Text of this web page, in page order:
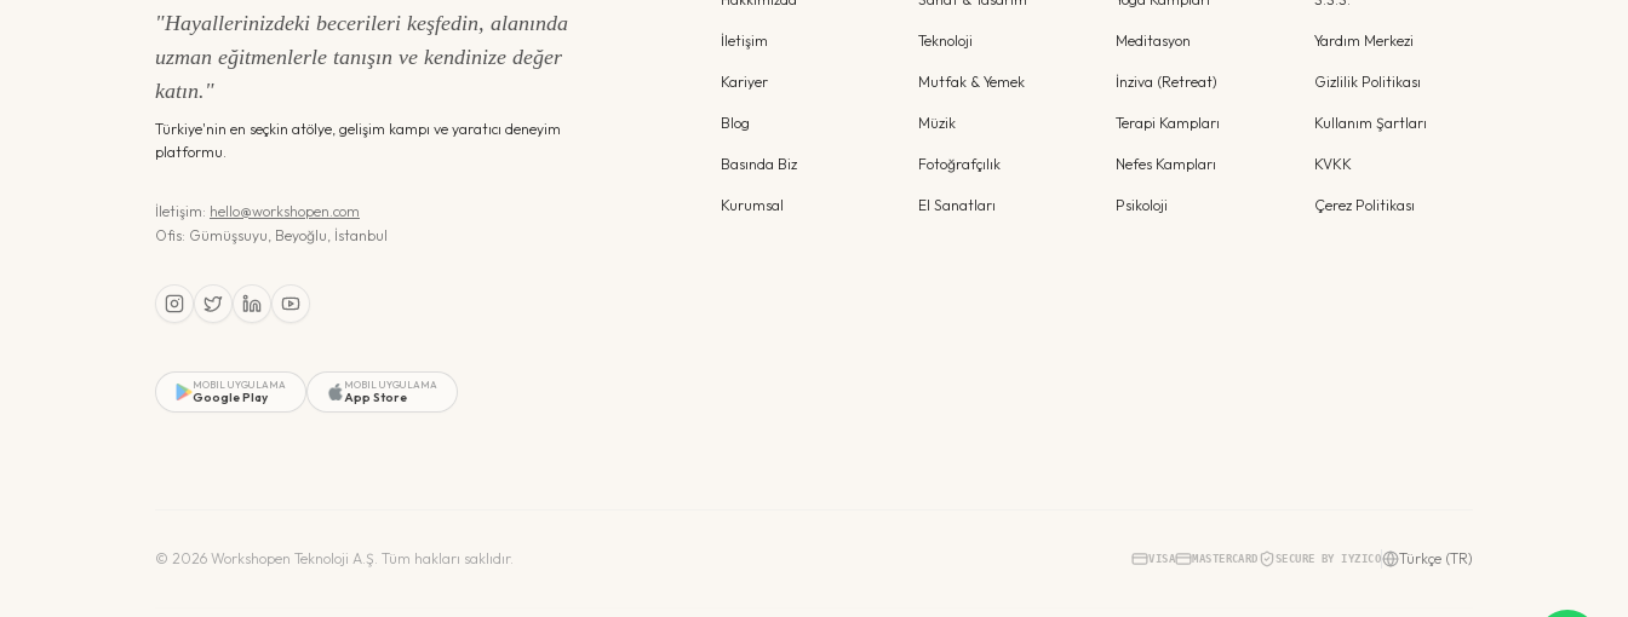
"Hayallerinizdeki becerileri keşfedin, alanında
uzman eğitmenlerle tanışın ve kendinize değer
katın."
Türkiye'nin en seçkin atölye, gelişim kampı ve yaratıcı deneyim
platformu.
İletişim: hello@workshopen.com
Ofis: Gümüşsuyu, Beyoğlu, İstanbul
MOBIL UYGULAMA
Google Play
MOBIL UYGULAMA
App Store
İletişim
Kariyer
Blog
Basında Biz
Kurumsal
Teknoloji
Mutfak & Yemek
Müzik
Fotoğrafçılık
El Sanatları
Meditasyon
İnziva (Retreat)
Terapi Kampları
Nefes Kampları
Psikoloji
Yardım Merkezi
Gizlilik Politikası
Kullanım Şartları
KVKK
Çerez Politikası
© 2026 Workshopen Teknoloji A.Ş. Tüm hakları saklıdır. VISA MASTERCARD SECURE BY IYZICO Türkçe (TR)